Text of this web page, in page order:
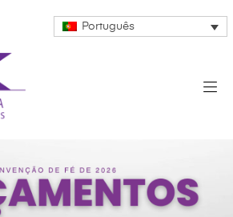
Português